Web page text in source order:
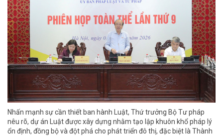
Nhấn mạnh sự cần thiết ban hành Luật, Thứ trưởng Bộ Tư pháp
nêu rõ, dự án Luật được xây dựng nhằm tạo lập khuôn khổ pháp lý
ổn định, đồng bộ và đột phá cho phát triển đô thị, đặc biệt là Thành